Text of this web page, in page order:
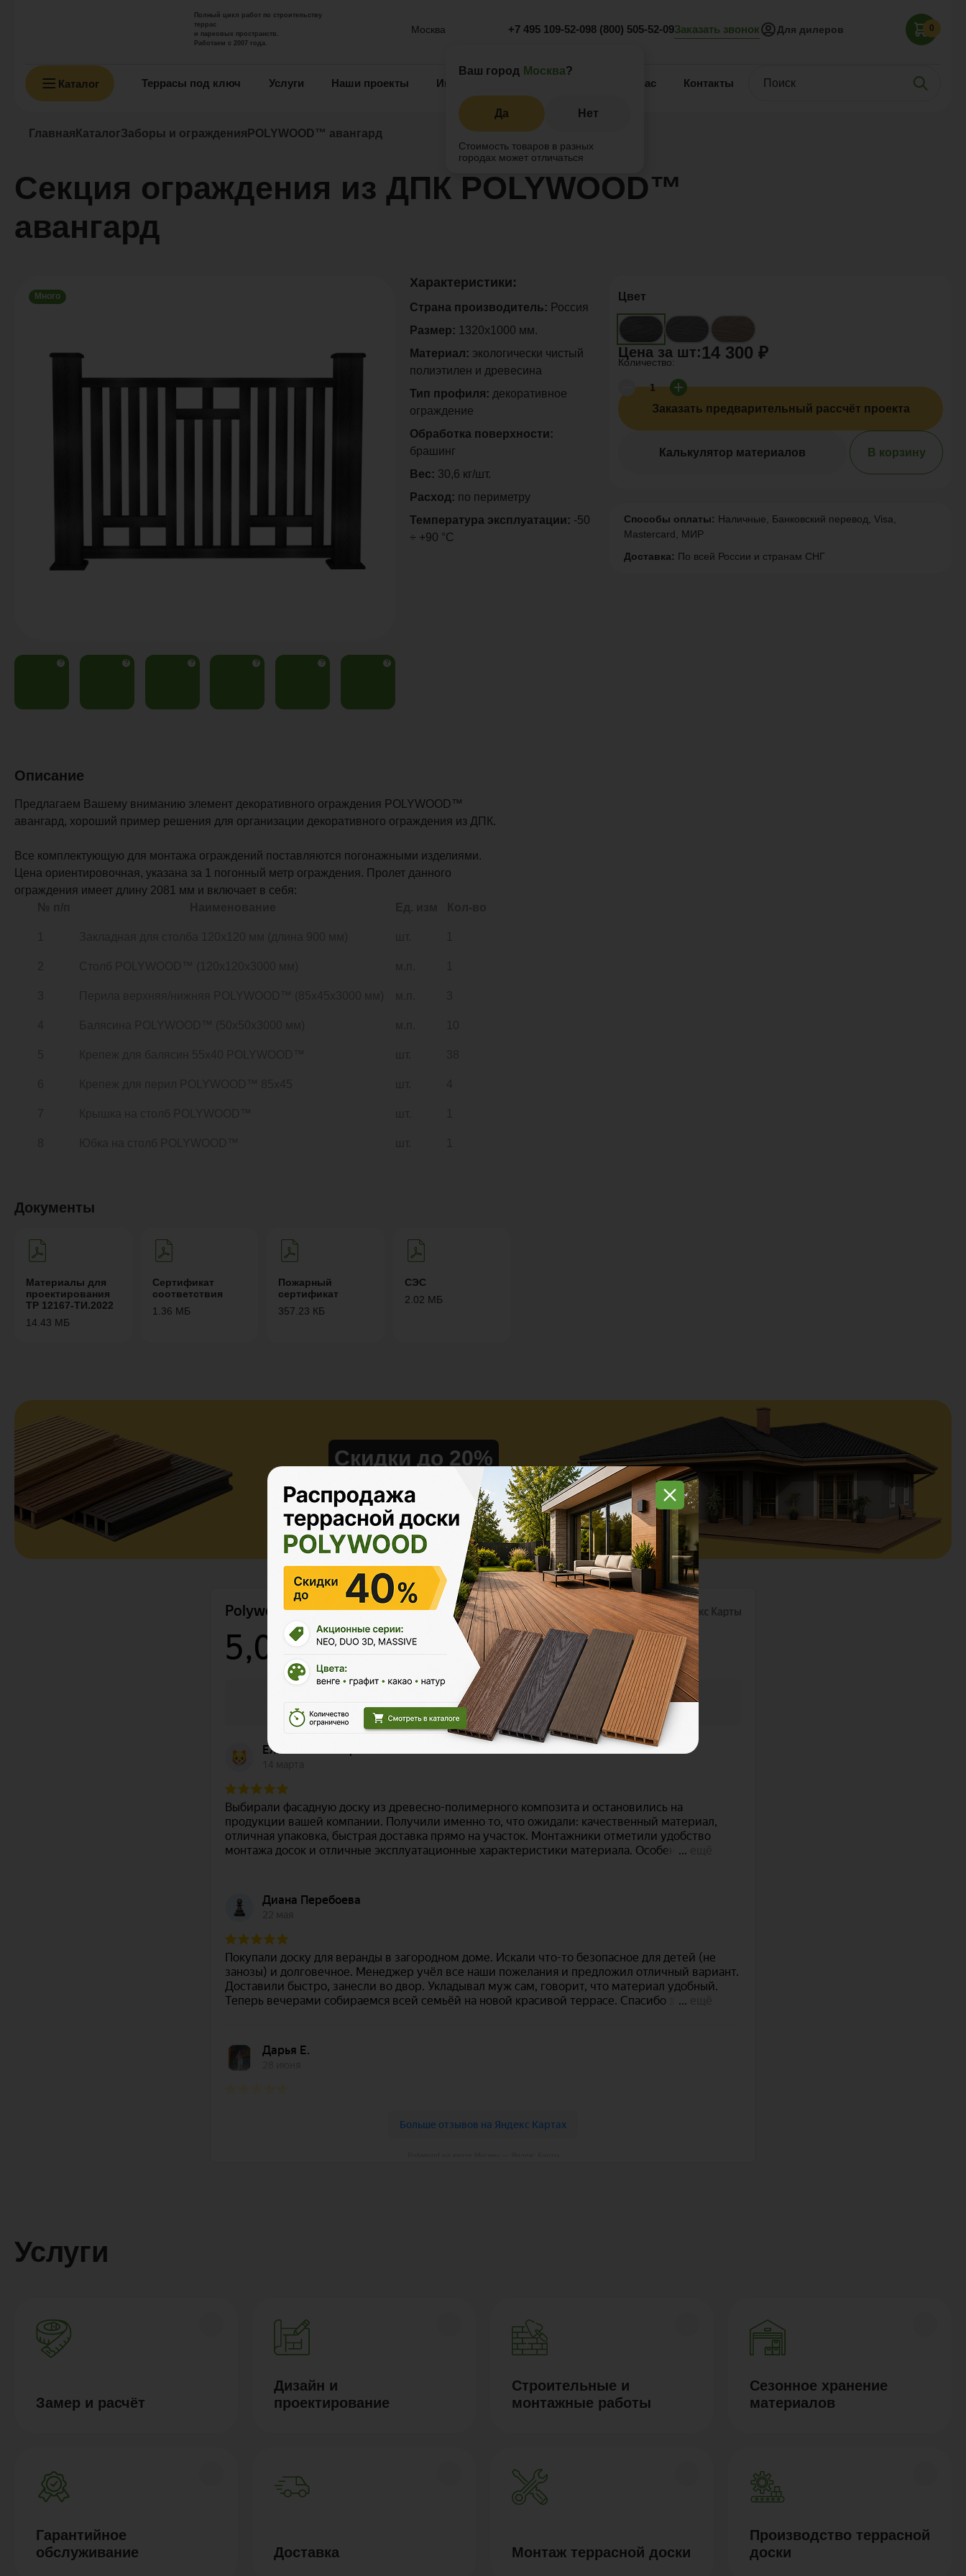
Полный цикл работ по строительству
террас
и парковых пространств.
Работаем с 2007 года.
Москва
Ваш город Москва?
Да Нет
Стоимость товаров в разных
городах может отличаться
+7 495 109-52-098 (800) 505-52-09Заказать звонок Для дилеров 0
Каталог Террасы под ключ Услуги Наши проекты Информация О нас Контакты
Главная КаталогЗаборы и ограждения POLYWOOD™ авангард
Секция ограждения из ДПК POLYWOOD™
авангард
Много
? ? ? ? ? ?
Цвет
Цена за шт:14 300 ₽
Количество:
Заказать предварительный рассчёт проекта
Калькулятор материалов В корзину
Способы оплаты: Наличные, Банковский перевод, Visa,
Mastercard, МИР
Доставка: По всей России и странам СНГ
Характеристики:
Страна производитель: Россия
Размер: 1320х1000 мм.
Материал: экологически чистый
полиэтилен и древесина
Тип профиля: декоративное
ограждение
Обработка поверхности:
брашинг
Вес: 30,6 кг/шт.
Расход: по периметру
Температура эксплуатации: -50
÷ +90 °C
Описание
Предлагаем Вашему вниманию элемент декоративного ограждения POLYWOOD™
авангард, хороший пример решения для организации декоративного ограждения из ДПК.
Все комплектующую для монтажа ограждений поставляются погонажными изделиями.
Цена ориентировочная, указана за 1 погонный метр ограждения. Пролет данного
ограждения имеет длину 2081 мм и включает в себя:
Документы
Материалы для
проектирования
ТР 12167-ТИ.2022
14.43 МБ
Сертификат
соответствия
1.36 МБ
Пожарный
сертификат
357.23 КБ
СЭС
2.02 МБ
Скидки до 20%
на материалы из ДПК при
заказе проектапод ключ
Услуги
Замер и расчёт
Дизайн и
проектирование
Строительные и
монтажные работы
Сезонное хранение
материалов
Гарантийное
обслуживание
Доставка Монтаж террасной доски
Производство террасной
доски